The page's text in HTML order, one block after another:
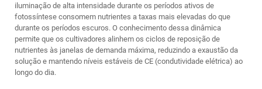
iluminação de alta intensidade durante os períodos ativos de
fotossíntese consomem nutrientes a taxas mais elevadas do que
durante os períodos escuros. O conhecimento dessa dinâmica
permite que os cultivadores alinhem os ciclos de reposição de
nutrientes às janelas de demanda máxima, reduzindo a exaustão da
solução e mantendo níveis estáveis de CE (condutividade elétrica) ao
longo do dia.